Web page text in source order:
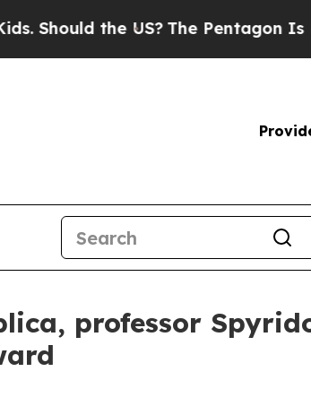
the US?The Pentagon Is
professor